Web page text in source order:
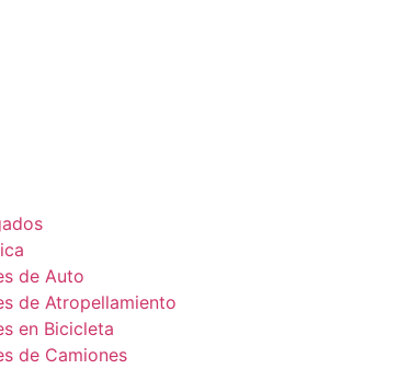
de Auto
de Atropellamiento
en Bicicleta
de Camiones